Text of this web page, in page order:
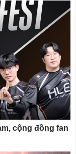
cộng đồng fan